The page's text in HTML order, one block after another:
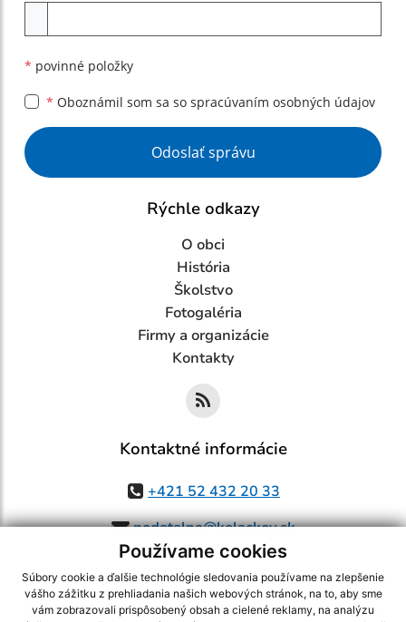
Používame cookies
Súbory cookie a ďalšie technológie sledovania používame na zlepšenie
vášho zážitku z prehliadania našich webových stránok, na to, aby sme
vám zobrazovali prispôsobený obsah a cielené reklamy, na analýzu
* povinné položky
* Oboznámil som sa so spracúvaním osobných údajov
Google reCaptcha Response
Odoslať správu
Rýchle odkazy
O obci
História
Školstvo
Fotogaléria
Firmy a organizácie
Kontakty
Kontaktné informácie
+421 52 432 20 33
podatelna@kolackov.sk
využite možnosť získavania aktuálnych informácií s využitím RSS